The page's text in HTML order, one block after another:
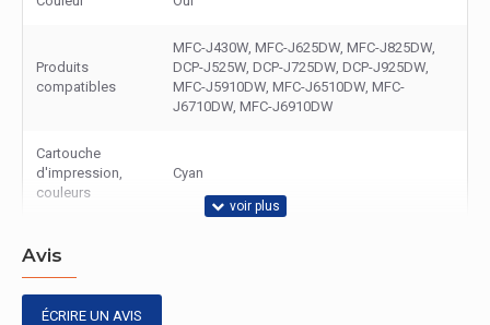
Produits
compatibles
MFC-J430W, MFC-J625DW, MFC-J825DW,
DCP-J525W, DCP-J725DW, DCP-J925DW,
MFC-J5910DW, MFC-J6510DW, MFC-
J6710DW, MFC-J6910DW
Cartouche
d'impression,
couleurs
Cyan
Avis
ÉCRIRE UN AVIS